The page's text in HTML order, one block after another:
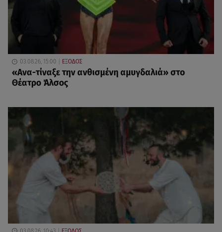
03.08.26, 15:00 ΕΞΟΔΟΣ
«Ανα-τίναξε την ανθισμένη αμυγδαλιά» στο
Θέατρο Άλσος